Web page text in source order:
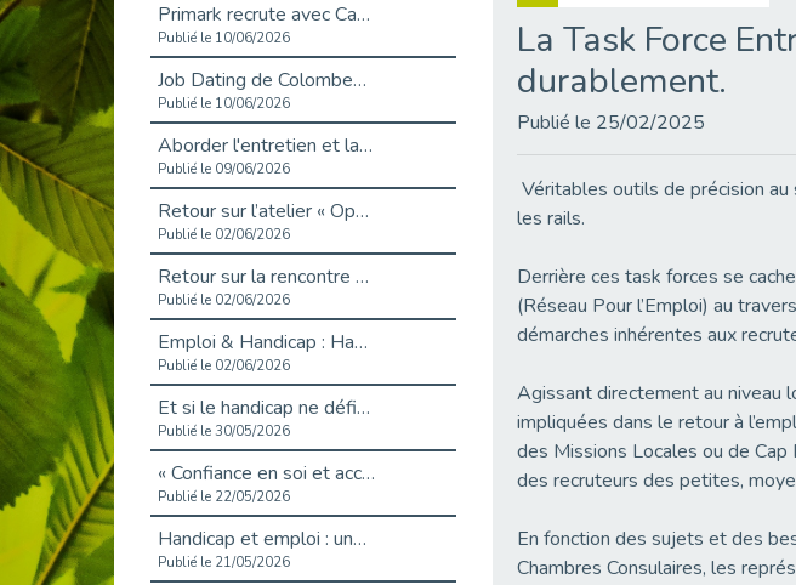
Primark recrute avec Cap Emploi 92, une matinée couronnée de succès !
Publié le 10/06/2026
Job Dating de Colombes – Emploi et Insertion
Publié le 10/06/2026
Aborder l'entretien et la situation de handicap en toute confiance
Publié le 09/06/2026
Retour sur l’atelier « Optimiser sa recherche d’emploi »
Publié le 02/06/2026
Retour sur la rencontre entre Cap Emploi 92 et Thales (Campus Meudon)
Publié le 02/06/2026
Emploi & Handicap : Hachette Livre et Cap emploi 92 renforcent leur collaboration
Publié le 02/06/2026
Et si le handicap ne définissait plus la carrière ?
Publié le 30/05/2026
« Confiance en soi et acceptation du handicap » : un levier puissant vers l’emploi
Publié le 22/05/2026
Handicap et emploi : une matinée pour briser les tabous
Publié le 21/05/2026
La Task Force
durablement.
Publié le 25/02/2025
Véritables outils de précision
les rails.
Derrière ces task forces se
(Réseau Pour l’Emploi) au
démarches inhérentes aux
Agissant directement au niveau
impliquées dans le retour à
des Missions Locales ou de
des recruteurs des petites,
En fonction des sujets et des
Chambres Consulaires, les